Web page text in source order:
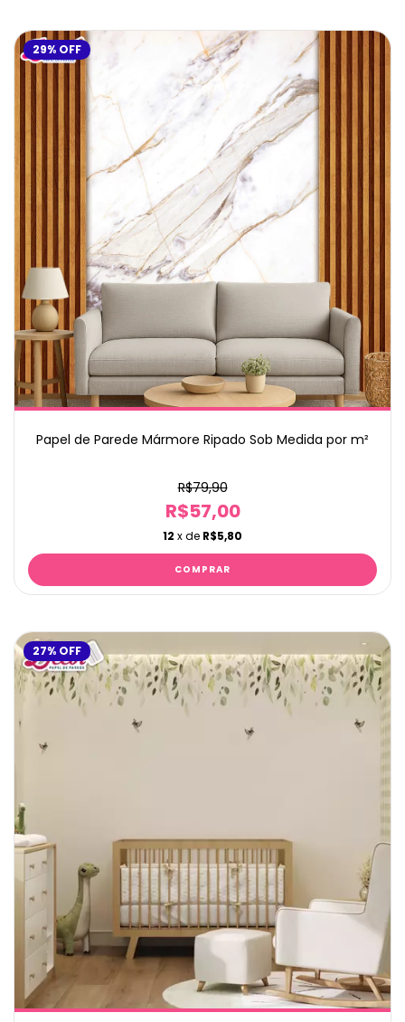
29% OFF
Papel de Parede Mármore Ripado Sob Medida por m²
R$79,90
R$57,00
12 x de R$5,80
27% OFF